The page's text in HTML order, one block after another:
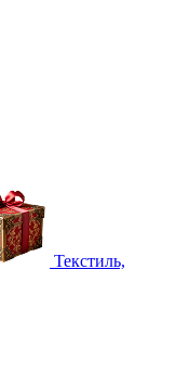
Текстиль,